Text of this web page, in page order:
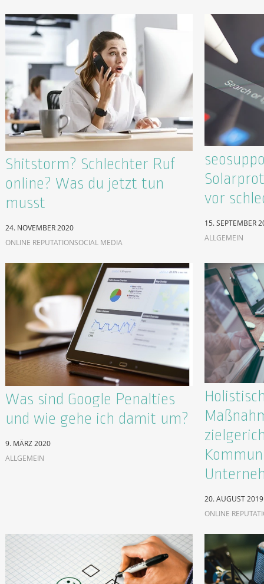
Shitstorm? Schlechter Ruf
online? Was du jetzt tun
musst
24. NOVEMBER 2020
ONLINE REPUTATIONSOCIAL MEDIA
vor
15. SEPTEMBER
ALLGEMEIN
Was sind Google Penalties
und wie gehe ich damit um?
9. MÄRZ 2020
ALLGEMEIN
20. AUGUST 2019
ONLINE